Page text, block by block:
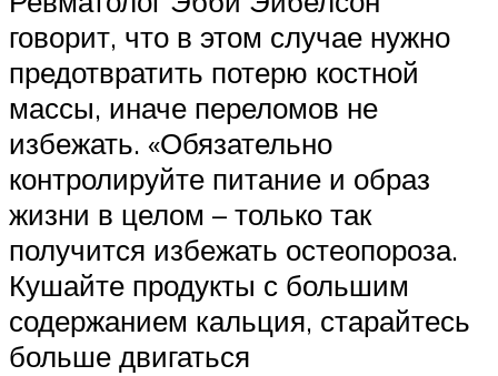
говорит, что в этом случае нужно
предотвратить потерю костной
массы, иначе переломов не
избежать. «Обязательно
контролируйте питание и образ
жизни в целом – только так
получится избежать остеопороза.
Кушайте продукты с большим
содержанием кальция, старайтесь
больше двигаться